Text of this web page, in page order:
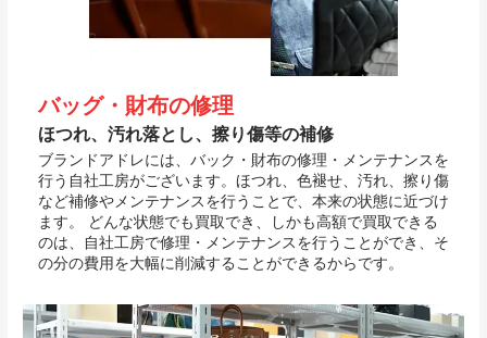
バッグ・財布の修理
ほつれ、汚れ落とし、擦り傷等の補修
ブランドアドレには、バック・財布の修理・メンテナンスを
行う自社工房がございます。ほつれ、色褪せ、汚れ、擦り傷
など補修やメンテナンスを行うことで、本来の状態に近づけ
ます。 どんな状態でも買取でき、しかも高額で買取できる
のは、自社工房で修理・メンテナンスを行うことができ、そ
の分の費用を大幅に削減することができるからです。